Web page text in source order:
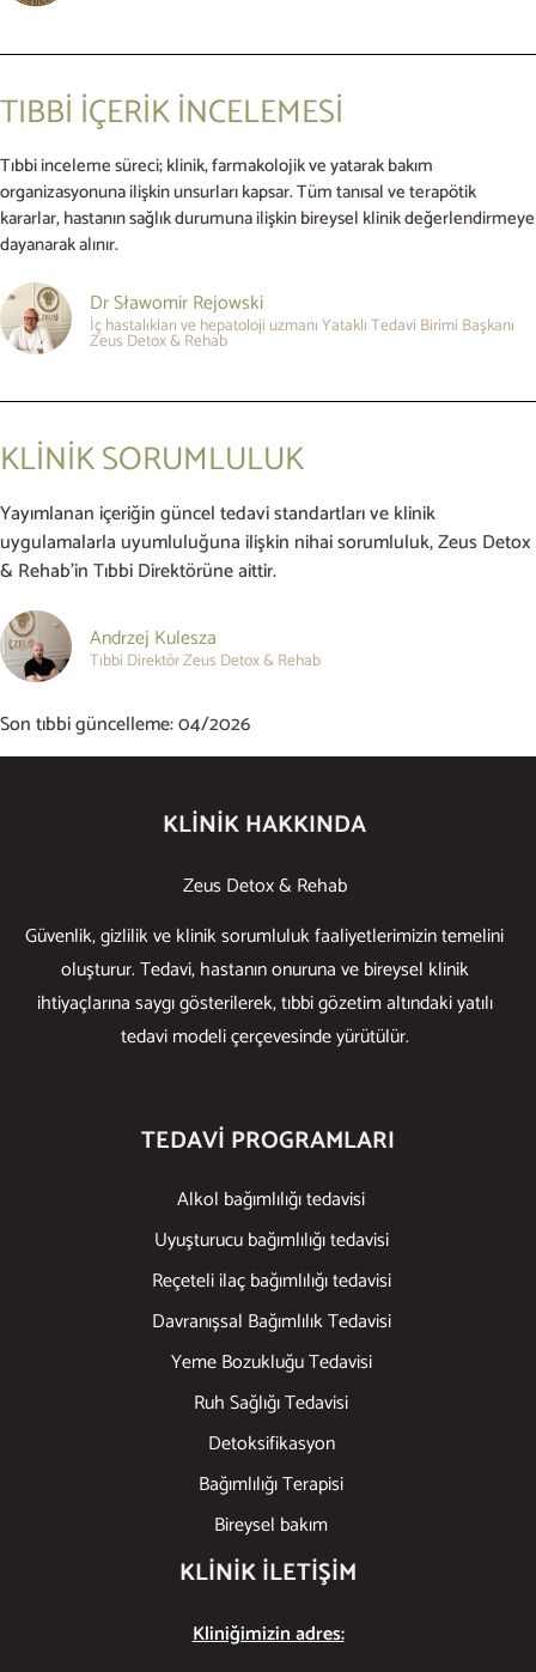
TIBBİ İÇERİK İNCELEMESİ
Tıbbi inceleme süreci; klinik, farmakolojik ve yatarak bakım
organizasyonuna ilişkin unsurları kapsar. Tüm tanısal ve terapötik
kararlar, hastanın sağlık durumuna ilişkin bireysel klinik değerlendirmeye
dayanarak alınır.
Dr Sławomir Rejowski
İç hastalıkları ve hepatoloji uzmanı Yataklı Tedavi Birimi Başkanı
Zeus Detox & Rehab
KLİNİK SORUMLULUK
Yayımlanan içeriğin güncel tedavi standartları ve klinik
uygulamalarla uyumluluğuna ilişkin nihai sorumluluk, Zeus Detox
& Rehab’in Tıbbi Direktörüne aittir.
Andrzej Kulesza
Tıbbi Direktör Zeus Detox & Rehab
Son tıbbi güncelleme: 04/2026
KLINIK HAKKINDA
Zeus Detox & Rehab
Güvenlik, gizlilik ve klinik sorumluluk faaliyetlerimizin temelini
oluşturur. Tedavi, hastanın onuruna ve bireysel klinik
ihtiyaçlarına saygı gösterilerek, tıbbi gözetim altındaki yatılı
tedavi modeli çerçevesinde yürütülür.
TEDAVI PROGRAMLARI
Alkol bağımlılığı tedavisi
Uyuşturucu bağımlılığı tedavisi
Reçeteli ilaç bağımlılığı tedavisi
Davranışsal Bağımlılık Tedavisi
Yeme Bozukluğu Tedavisi
Ruh Sağlığı Tedavisi
Detoksifikasyon
Bağımlılığı Terapisi
Bireysel bakım
KLINIK ILETIŞIM
Kliniğimizin adres: